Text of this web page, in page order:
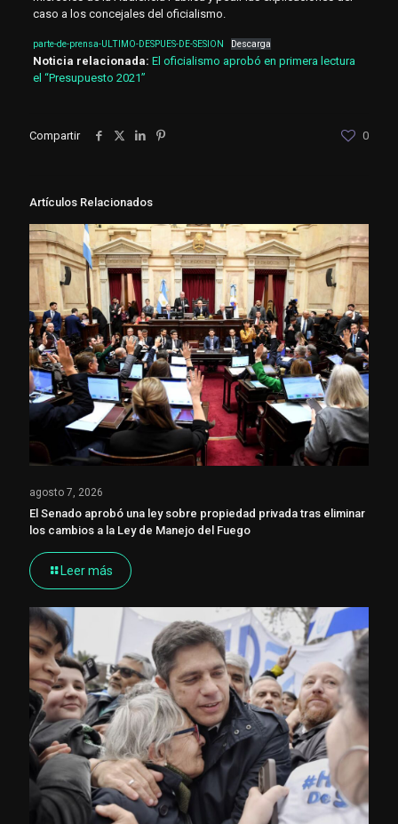
caso a los concejales del oficialismo.
parte-de-prensa-ULTIMO-DESPUES-DE-SESION Descarga
Noticia relacionada: El oficialismo aprobó en primera lectura
el “Presupuesto 2021”
Compartir 0
Artículos Relacionados
agosto 7, 2026
El Senado aprobó una ley sobre propiedad privada tras eliminar
los cambios a la Ley de Manejo del Fuego
Leer más